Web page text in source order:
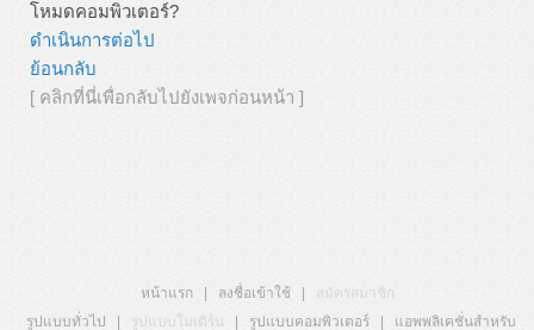
โหมดคอมพิวเตอร์?
ดำเนินการต่อไป
ย้อนกลับ
[ คลิกที่นี่เพื่อกลับไปยังเพจก่อนหน้า ]
หน้าแรก ลงชื่อเข้าใช้
สมัครสมาชิก
รูปแบบทั่วไป
รูปแบบโมเดิร์น รูปแบบคอมพิวเตอร์
แอพพลิเคชั่นสำหรับ